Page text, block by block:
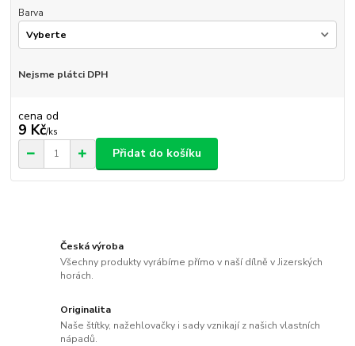
Barva
Nejsme plátci DPH
cena od
9 Kč/ks
Přidat do košíku
Česká výroba
Všechny produkty vyrábíme přímo v naší dílně v Jizerských
horách.
Originalita
Naše štítky, nažehlovačky i sady vznikají z našich vlastních
nápadů.